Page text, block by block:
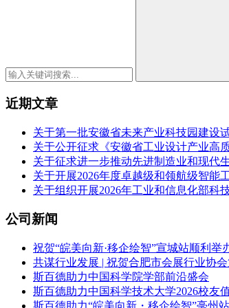
近期文章
关于第一批安徽省未来产业科技园建设
关于公开征求《安徽省工业设计产业高
关于征求进一步推动先进制造业和现代
关于开展2026年度卓越级和领航级智能
关于组织开展2026年工业和信息化部科
公司新闻
祝贺“皖美向新·移企绘智”宣城站顺利举
共谋行业发展 | 祝贺合肥市会展行业协
斯百德助力中国科学院学部前沿盛会
斯百德助力中国科学技术大学2026校友
斯百德助力“皖美向新・移企绘智”亳州